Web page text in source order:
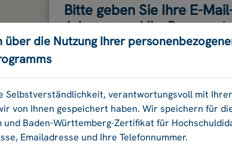
Bitte geben Sie Ihre E-
Adresse und Ihr Passwort
an.
Passwort:
die Nutzung Ihrer
Selbstverständlichkeit, verantwortungsvoll mit
von Ihnen gespeichert haben. Wir speichern für
Baden-Württemberg-Zertifikat für
Emailadresse und Ihre Telefonnummer.